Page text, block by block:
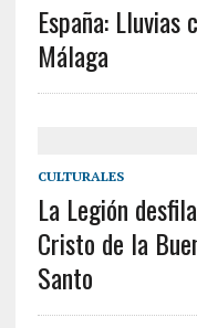
España: Lluvias
Málaga
CULTURALES
La Legión
Cristo de la
Santo